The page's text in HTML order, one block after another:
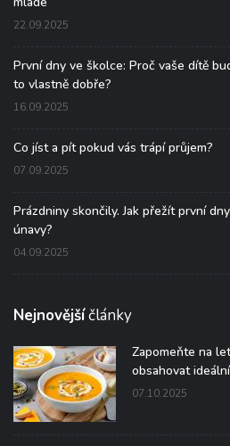
22.09.2025
První dny ve školce: Proč vaše dítě
to vlastně dobře?
16.09.2025
Co jíst a pít pokud vás trápí průjem?
07.09.2025
Prázdniny skončily. Jak přežít první
únavy?
04.09.2025
Nejnovějšíčlánky
Zapomeňte na
obsahovat
07.10.2025